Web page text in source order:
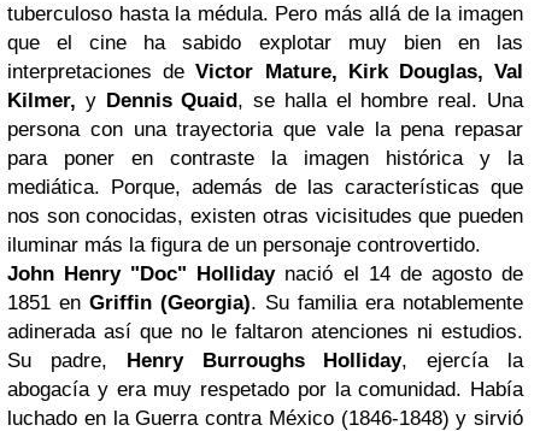
tuberculoso hasta la médula. Pero más allá de la imagen
que el cine ha sabido explotar muy bien en las
interpretaciones deVictor Mature, Kirk Douglas, Val
Kilmer, y Dennis Quaid, se halla el hombre real. Una
persona con una trayectoria que vale la pena repasar
para poner en contraste la imagen histórica y la
mediática. Porque, además de las características que
nos son conocidas, existen otras vicisitudes que pueden
iluminar más la figura de un personaje controvertido.
John Henry "Doc" Hollidaynació el 14 de agosto de
1851 en Griffin (Georgia). Su familia era notablemente
adinerada así que no le faltaron atenciones ni estudios.
Su padre, Henry Burroughs Holliday, ejercía la
abogacía y era muy respetado por la comunidad. Había
luchado en la Guerra contra México (1846-1848) y sirvió